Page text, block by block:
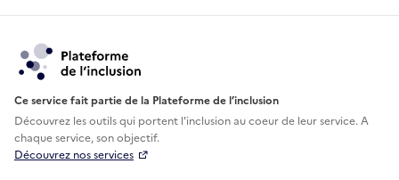
Ce service fait partie de la Plateforme de l’inclusion
Découvrez les outils qui portent l'inclusion aucoeur de leur service. A
chaque service, son objectif.
Découvrez nos services